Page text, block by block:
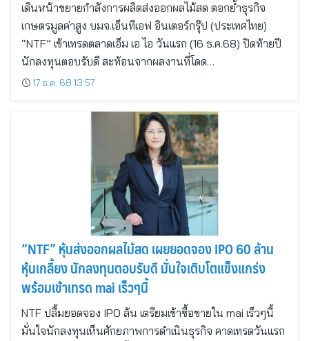
เดินหน้าขยายกำลังการผลิตส่งออกผลไม้สด ตอกย้ำธุรกิจ
เกษตรมูลค่าสูง บมจ.เอ็นทีเอฟ อินเตอร์กรุ๊ป (ประเทศไทย)
“NTF” เข้าเทรดตลาดเอ็ม เอ ไอ วันแรก (16 ธ.ค.68) ปิดท้ายปี
นักลงทุนตอบรับดี สะท้อนจากผลงานที่โดด…
17 ธ.ค. 68 13:57
“NTF” หุ้นส่งออกผลไม้สด เผยยอดจอง IPO 60 ล้าน
หุ้นเกลี้ยง นักลงทุนตอบรับดี มั่นใจเติบโตแข็งแกร่ง
พร้อมเข้าเทรด mai เร็วๆนี้
NTF ปลื้มยอดจอง IPO ล้น เตรียมเข้าซื้อขายใน mai เร็วๆนี้
มั่นใจนักลงทุนเห็นศักยภาพการดำเนินธุรกิจ คาดเทรดวันแรก